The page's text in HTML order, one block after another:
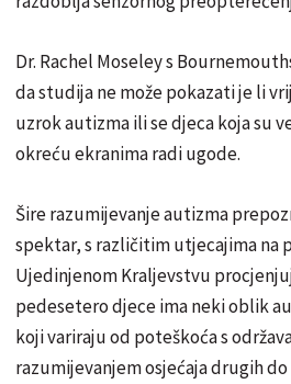
Dr. Rachel Moseley s
da studija ne može pokazati je li
uzrok autizma ili se djeca koja su
okreću ekranima radi ugode.
Šire razumijevanje autizma
spektar, s različitim utjecajima na
Ujedinjenom Kraljevstvu
pedesetero djece ima neki oblik
koji variraju od poteškoća s
razumijevanjem osjećaja drugih